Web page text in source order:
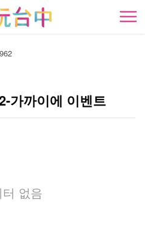
開
가까이에 이벤트
없음